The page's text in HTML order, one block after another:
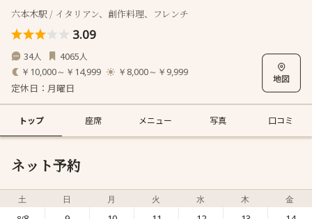
六本木駅 / イタリアン、創作料理、フレンチ
3.09
34人 4065人
￥10,000～￥14,999 ￥8,000～￥9,999
定休日：月曜日
トップ 座席 メニュー 写真 口コミ
ネット予約
土 日 月 火 水 木 金